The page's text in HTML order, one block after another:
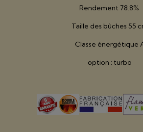
Rendement 78.8%
Taille des bûches 55
Classe énergétique
option : turbo